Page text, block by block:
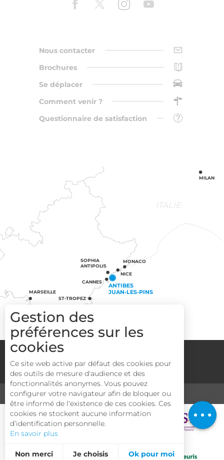
Ouvertures
Nous contacter
Brochures
Se déplacer
Comment venir ?
Questionnaire de satisfaction
ITALIE
ST-TROPEZ
MARSEILLE
CANNES
ANTIBES
JUAN-LES-PINS
SOPHIA
ANTIPOLIS
NICE
MONACO
MILAN
Groupes
Mentions légales CGV Plan du site
MÉDIATHÈQUE TOURISME & HANDICAP
Gestion des
préférences sur les
cookies
Ce site web active par défaut des cookies pour
des outils de mesure d'audience et des
fonctionnalités anonymes. Vous pouvez
configurer votre navigateur afin de bloquer ou
être informé de l'existence de ces cookies. Ces
cookies ne stockent aucune information
d’identification personnelle.
En savoir plus
Non merci Je choisis Ok pour moi